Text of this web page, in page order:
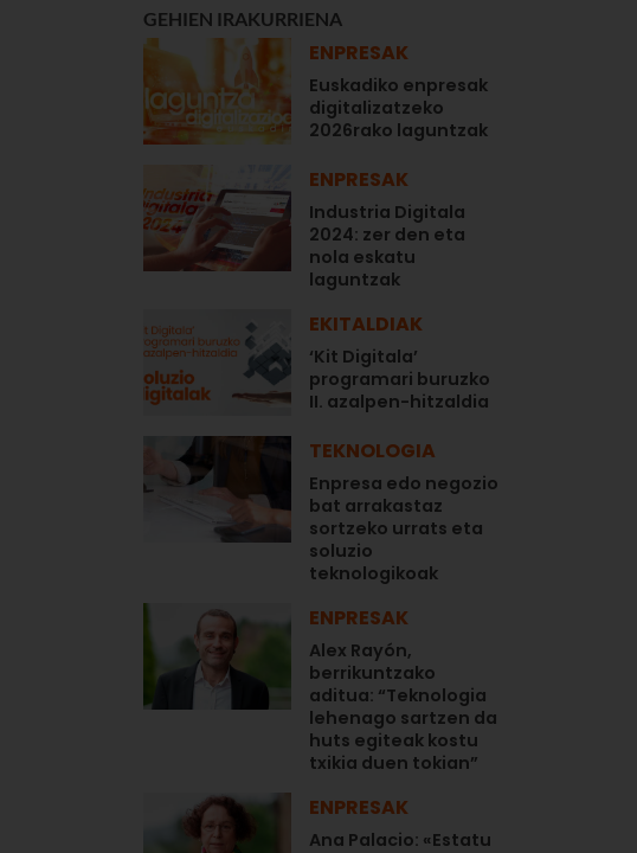
GEHIEN IRAKURRIENA
ENPRESAK
Euskadiko enpresak
digitalizatzeko
2026rako laguntzak
ENPRESAK
Industria Digitala
2024: zer den eta
nola eskatu
laguntzak
EKITALDIAK
‘Kit Digitala’
programari buruzko
II. azalpen-hitzaldia
TEKNOLOGIA
Enpresa edo negozio
bat arrakastaz
sortzeko urrats eta
soluzio
teknologikoak
ENPRESAK
Alex Rayón,
berrikuntzako
aditua: “Teknologia
lehenago sartzen da
huts egiteak kostu
txikia duen tokian”
ENPRESAK
Ana Palacio: «Estatu